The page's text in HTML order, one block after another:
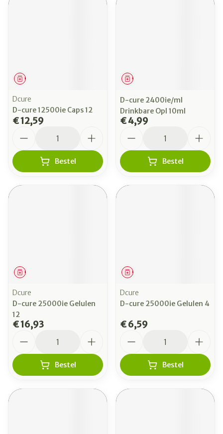
Geneesmiddel
Dcure
D-cure 12500ie Caps 12
€ 12,59
Bestel
Geneesmiddel
D-cure 2400ie/ml
Drinkbare Opl 10ml
€ 4,99
Bestel
Geneesmiddel
Dcure
D-cure 25000ie Gelulen
12
€ 16,93
Bestel
Geneesmiddel
Dcure
D-cure 25000ie Gelulen 4
€ 6,59
Bestel